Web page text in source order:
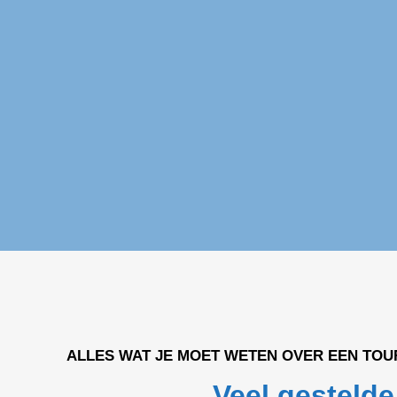
ALLES WAT JE MOET WETEN OVER EEN